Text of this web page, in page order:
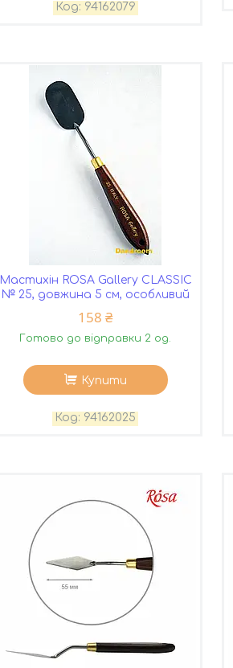
94162079
Мастихін ROSA Gallery CLASSIC
№ 25, довжина 5 см, особливий
158 ₴
Готово до відправки 2 од.
Купити
94162025